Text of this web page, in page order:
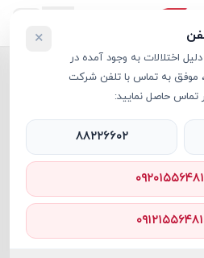
RT11125
ناموجود
اختلالات به وجود آمده در
موفق به تماس با تلفن شرکت
تماس حاصل نمایید:
×
۸۸۲۲۶۶۰۲
۰۹۲۰۱۵۵۶۴۸۱
۰۹۱۲۱۵۵۶۴۸۱